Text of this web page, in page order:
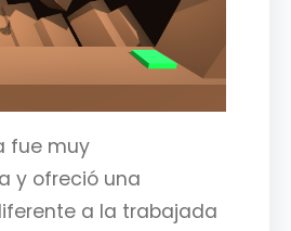
fue muy
y ofreció una
a la trabajada